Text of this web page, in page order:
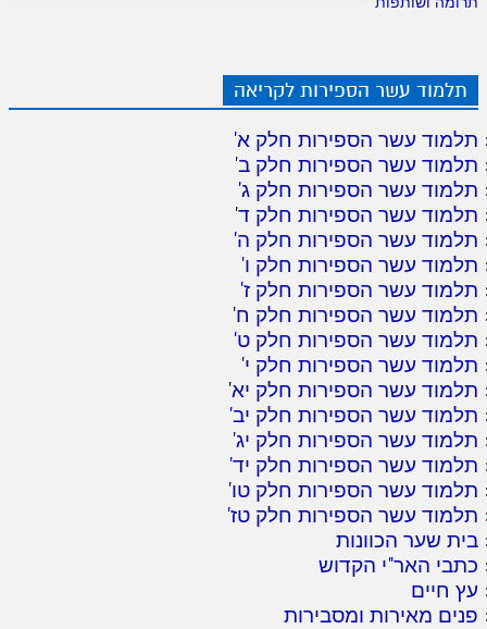
תלמוד עשר הספירות לקריאה
תלמוד עשר הספירות חלק א'
תלמוד עשר הספירות חלק ב'
תלמוד עשר הספירות חלק ג'
תלמוד עשר הספירות חלק ד'
תלמוד עשר הספירות חלק ה'
תלמוד עשר הספירות חלק ו'
תלמוד עשר הספירות חלק ז'
תלמוד עשר הספירות חלק ח'
תלמוד עשר הספירות חלק ט'
תלמוד עשר הספירות חלק י'
תלמוד עשר הספירות חלק יא'
תלמוד עשר הספירות חלק יב'
תלמוד עשר הספירות חלק יג'
תלמוד עשר הספירות חלק יד'
תלמוד עשר הספירות חלק טו'
תלמוד עשר הספירות חלק טז'
בית שער הכוונות
כתבי האר"י הקדוש
עץ חיים
פנים מאירות ומסבירות